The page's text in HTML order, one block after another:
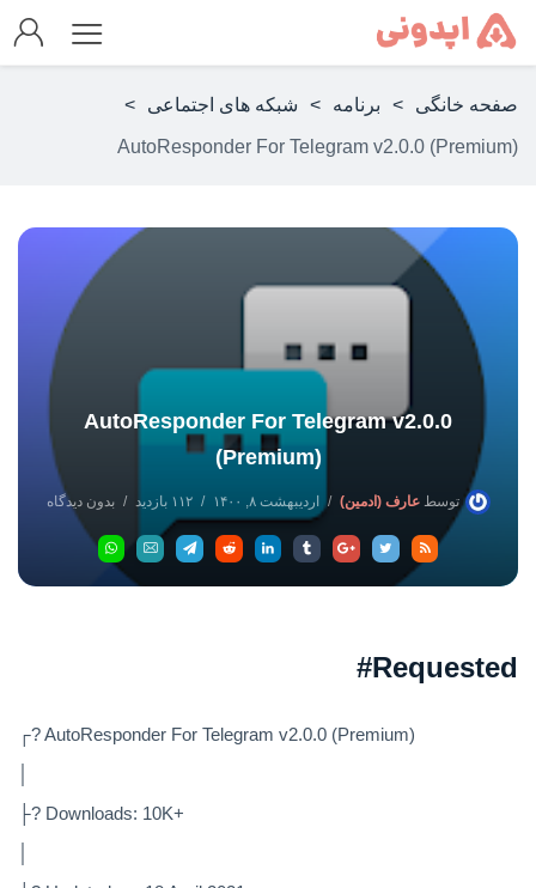
صفحه خانگی > برنامه > شبکه های اجتماعی >
AutoResponder For Telegram v2.0.0 (Premium)
AutoResponder For Telegram v2.0.0
(Premium)
توسطعارف (ادمین) اردیبهشت ۸, ۱۴۰۰ ۱۱۲ بازدید بدون دیدگاه
Requested#
┌? AutoResponder For Telegram v2.0.0 (Premium)
├? Downloads: 10K+